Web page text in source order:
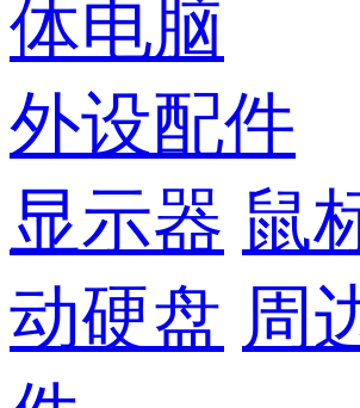
体电脑
外设配件
显示器 鼠
动硬盘 周